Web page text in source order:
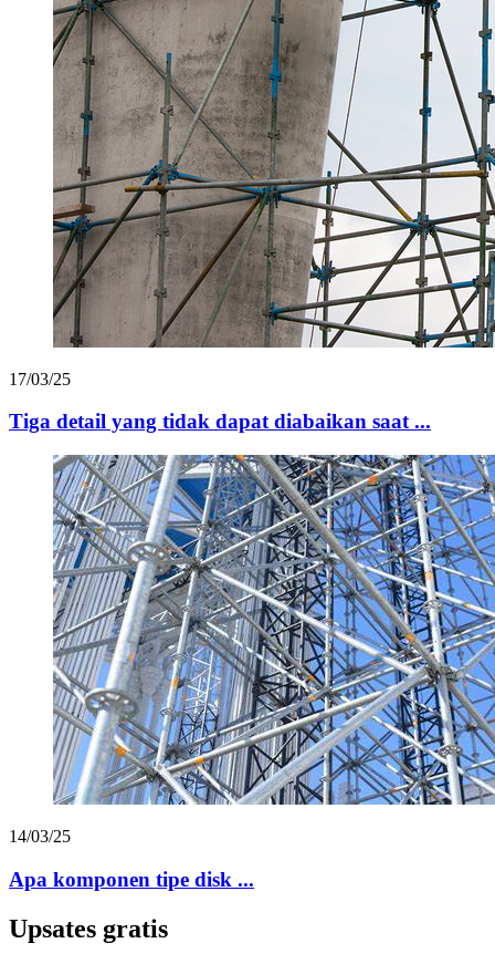
17/03/25
Tiga detail yang tidak dapat diabaikan saat ...
14/03/25
Apa komponen tipe disk ...
Upsates gratis